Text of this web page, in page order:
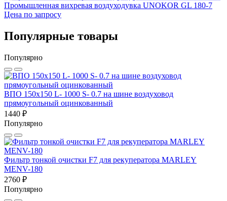
Промышленная вихревая воздуходувка UNOKOR GL 180-7
Цена по запросу
Популярные товары
Популярно
ВПО 150x150 L- 1000 S- 0.7 на шине воздуховод
прямоугольный оцинкованный
1440 ₽
Популярно
Фильтр тонкой очистки F7 для рекуператора MARLEY
MENV-180
2760 ₽
Популярно